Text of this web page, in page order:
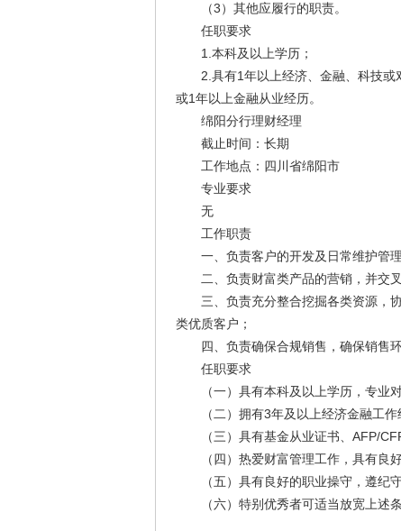
（3）其他应履行的职责。
任职要求
1.本科及以上学历；
2.具有1年以上经济、金融、科技或
或1年以上金融从业经历。
绵阳分行理财经理
截止时间：长期
工作地点：四川省绵阳市
专业要求
无
工作职责
一、负责客户的开发及日常维护管理
二、负责财富类产品的营销，并交叉
三、负责充分整合挖掘各类资源，协
类优质客户；
四、负责确保合规销售，确保销售环
任职要求
（一）具有本科及以上学历，专业对
（二）拥有3年及以上经济金融工作
（三）具有基金从业证书、AFP/
（四）热爱财富管理工作，具有良好
（五）具有良好的职业操守，遵纪守
（六）特别优秀者可适当放宽上述条